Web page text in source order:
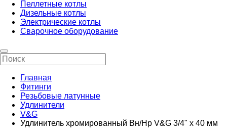
Пеллетные котлы
Дизельные котлы
Электрические котлы
Сварочное оборудование
Главная
Фитинги
Резьбовые латунные
Удлинители
V&G
Удлинитель хромированный Вн/Нр V&G 3/4" х 40 мм